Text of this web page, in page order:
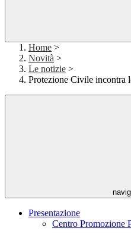
Home >
Novità >
Le notizie >
Protezione Civile incontra
Presentazione
Centro Promozione